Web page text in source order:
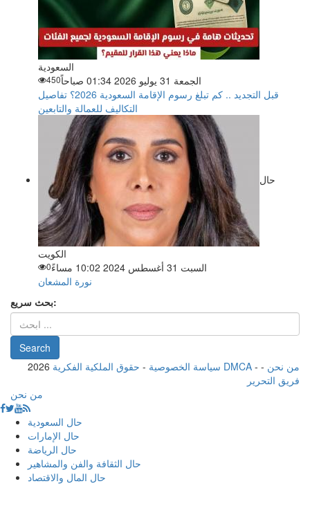
السعودية
الجمعة 31 يوليو 2026 01:34 صباحاً
450
قبل التجديد .. كم تبلغ رسوم الإقامة السعودية 2026؟ تفاصيل
التكاليف للعمالة والتابعين
حال
الكويت
السبت 31 أغسطس 2024 10:02 مساءً
0
نورة المشعان
بحث سريع:
2026 سياسة الخصوصية - حقوق الملكية الفكرية DMCA - من نحن -
فريق التحرير
من نحن
حال السعودية
حال الإمارات
حال الرياضة
حال الثقافة والفن والمشاهير
حال المال والاقتصاد